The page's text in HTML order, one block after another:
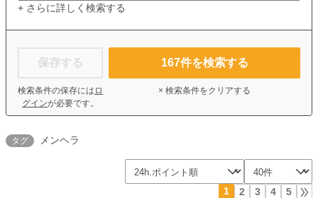
+ さらに詳しく検索する
保存する
検索条件の保存には ロ
グインが必要です。
167件を検索する
× 検索条件をクリアする
タグ メンヘラ
1 2 3 4 5